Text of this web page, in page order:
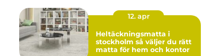
12. apr
Heltäckningsmatta i
stockholm så väljer du rätt
matta för hem och kontor